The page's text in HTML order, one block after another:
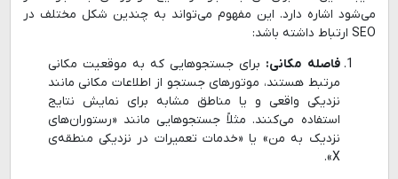
می‌شود اشاره دارد. این مفهوم می‌تواند به چندین شکل مختلف در
SEO ارتباط داشته باشد:
فاصله مکانی: برای جستجوهایی که به موقعیت مکانی
مرتبط هستند، موتورهای جستجو از اطلاعات مکانی مانند
نزدیکی واقعی و یا مناطق مشابه برای نمایش نتایج
استفاده می‌کنند. مثلاً جستجوهایی مانند «رستوران‌های
نزدیک به من» یا «خدمات تعمیرات در نزدیکی منطقه‌ی
X».